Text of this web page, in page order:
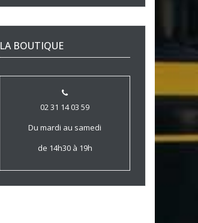
LA BOUTIQUE
02 31 14 03 59
Du mardi au samedi
de 14h30 à 19h